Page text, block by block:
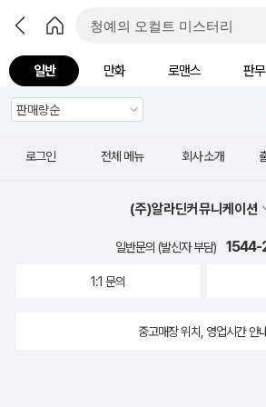
일반 만화 로맨스 판무
로그인 전체 메뉴 회사 소개
(주)알라딘커뮤니케이션
일반문의 (발신자 부담) 1544-
1:1 문의
중고매장 위치, 영업시간 안